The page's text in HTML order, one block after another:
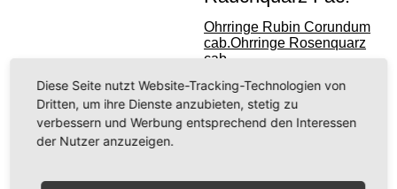
um den
Youtube-
Service zu
laden!
Ohrringe Rubin Corundum
cab.Ohrringe Rosenquarz
cab.
25,00 €(inkl. MwSt.)
(21,01 € exkl. MwSt.)
Diese Seite nutzt Website-Tracking-Technologien von
Dritten, um ihre Dienste anzubieten, stetig zu
verbessern und Werbung entsprechend den Interessen
der Nutzer anzuzeigen.